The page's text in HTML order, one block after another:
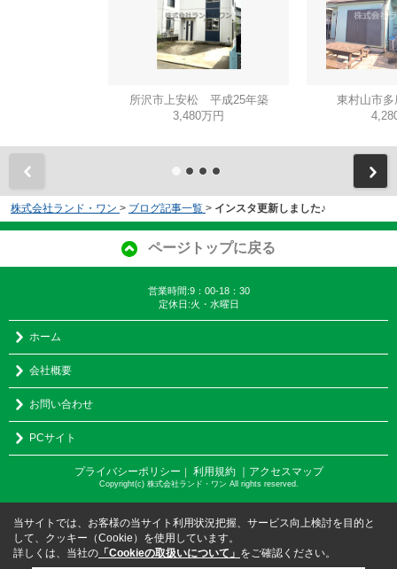
所沢市上安松 平成25年築
3,480万円
東村山市
株式会社ランド・ワン > ブログ記事一覧 > インスタ更新しました♪
ページトップに戻る
営業時間:9：00-18：30
定休日:火・水曜日
ホーム
会社概要
お問い合わせ
PCサイト
プライバシーポリシー 利用規約 ｜アクセスマップ
Copyright(c) 株式会社ランド・ワン All rights reserved.
当サイトでは、お客様の当サイト利用状況把握、サービス向上検討を目的と
して、クッキー（Cookie）を使用しています。
詳しくは、当社の 「Cookieの取扱いについて」 をご確認ください。